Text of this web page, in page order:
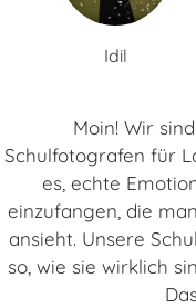
Idil
Moin! Wir
Schulfotografen für
es, echte
einzufangen, die
ansieht. Unsere
so, wie sie wirklich